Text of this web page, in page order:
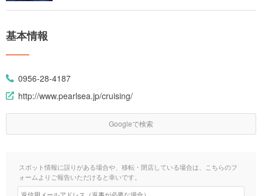
基本情報
0956-28-4187
http://www.pearlsea.jp/cruising/
Googleで検索
スポット情報に誤りがある場合や、移転・閉店している場合は、こちらのフ
ォームよりご報告いただけると幸いです。